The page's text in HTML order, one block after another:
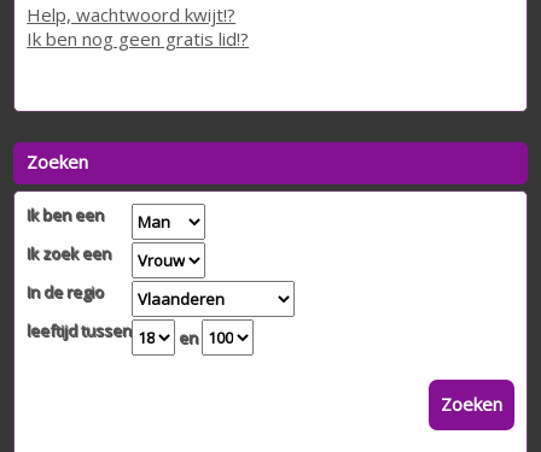
Help, wachtwoord kwijt!?
Ik ben nog geen gratis lid!?
Zoeken
Ik ben een
Ik zoek een
In de regio
leeftijd tussen
en
Zoeken